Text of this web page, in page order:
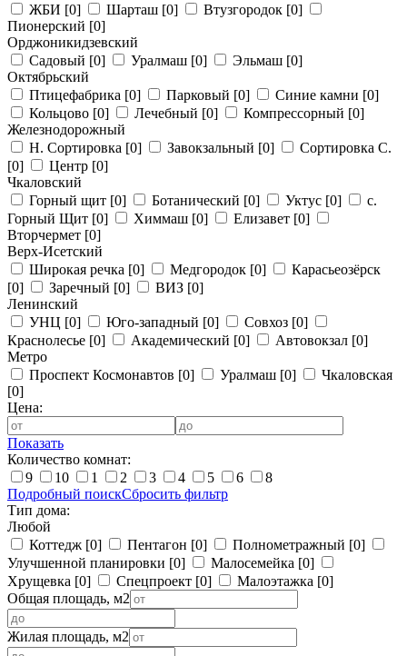
ЖБИ [0] Шарташ [0] Втузгородок [0]
Пионерский [0]
Орджоникидзевский
Садовый [0] Уралмаш [0] Эльмаш [0]
Октябрьский
Птицефабрика [0] Парковый [0] Синие камни [0]
Кольцово [0] Лечебный [0] Компрессорный [0]
Железнодорожный
Н. Сортировка [0] Завокзальный [0]
Сортировка С.
[0]
Центр [0]
Чкаловский
Горный щит [0] Ботанический [0] Уктус [0]
с.
Горный Щит [0] Химмаш [0] Елизавет [0]
Вторчермет [0]
Верх-Исетский
Широкая речка [0] Медгородок [0]
Карасьеозёрск
[0]
Заречный [0] ВИЗ [0]
Ленинский
УНЦ [0] Юго-западный [0] Совхоз [0]
Краснолесье [0] Академический [0] Автовокзал [0]
Метро
Проспект Космонавтов [0] Уралмаш [0]
Чкаловская
[0]
Цена:
Показать
Количество комнат:
9
10 1 2 3 4 5 6
8
Подробный поискСбросить фильтр
Тип дома:
Любой
Коттедж [0] Пентагон [0] Полнометражный [0]
Улучшенной планировки [0] Малосемейка [0]
Хрущевка [0] Спецпроект [0] Малоэтажка [0]
Общая площадь, м2
Жилая площадь, м2